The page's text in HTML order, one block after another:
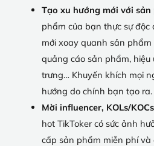
Tạo xu hướng mới với sản
phẩm của bạn thực sự độc
mới xoay quanh sản
quảng cáo sản phẩm,
trưng… Khuyến khích mọi
hướng do chính bạn tạo ra.
Mời influencer, KOLs/
hot TikToker có sức ảnh
cấp sản phẩm miễn phí